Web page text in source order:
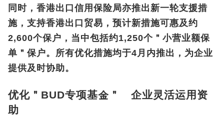
同时，香港出口信用保险局亦推出新一轮支援措
施，支持香港出口贸易，预计新措施可惠及约
2,600个保户，当中包括约1,250个＂小营业额保
单＂保户。所有优化措施均于4月内推出，为企业
提供及时协助。
优化＂BUD专项基金＂ 企业灵活运用资
助